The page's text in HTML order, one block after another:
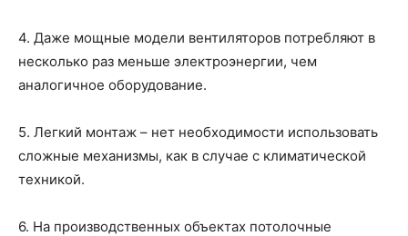
4. Даже мощные модели вентиляторов потребляют в
несколько раз меньше электроэнергии, чем
аналогичное оборудование.
5. Легкий монтаж – нет необходимости использовать
сложные механизмы, как в случае с климатической
техникой.
6. На производственных объектах потолочные